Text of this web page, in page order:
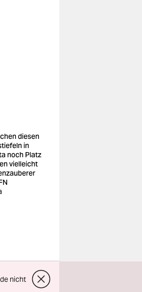
diesen
in
noch Platz
vielleicht
nicht